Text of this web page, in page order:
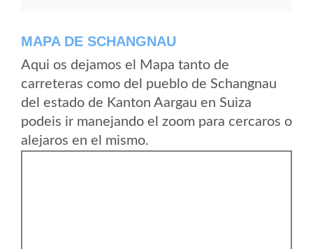
MAPA DE SCHANGNAU
Aqui os dejamos el Mapa tanto de
carreteras como del pueblo de Schangnau
del estado de Kanton Aargau en Suiza
podeis ir manejando el zoom para cercaros o
alejaros en el mismo.